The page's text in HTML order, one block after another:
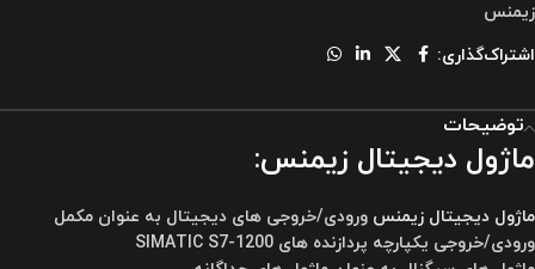
زیمنس
اشتراک‌گذاری:
توضیحات
ماژول دیجیتال زیمنس:
ماژول دیجیتال زیمنس ورودی/خروجی های دیجیتال به عنوان مکمل
ورودی/خروجی یکپارچه پردازنده های SIMATIC S7-1200